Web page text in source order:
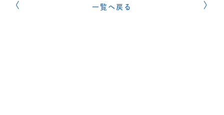
一覧へ戻る